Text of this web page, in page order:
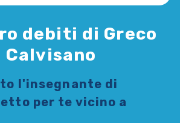
debiti di Greco
Calvisano
l'insegnante di
per te vicino a